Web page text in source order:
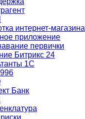
интернет-магазина
приложение
первички
Битрикс 24
1С
Банк